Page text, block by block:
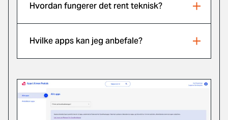
Hvordan fungerer det rent teknisk?
Hvilke apps kan jeg anbefale?